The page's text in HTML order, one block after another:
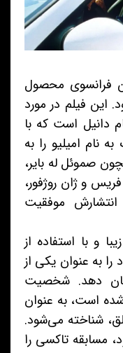
فرانسوی محصول
بود. این فیلم در مورد
دانیل است که با
نام امیلیو را به
صموئل له بایر،
فریس و ژان روژفور،
موفقیت
و با استفاده از
به عنوان یکی از
دهد. شخصیت
است، به عنوان
شناخته می‌شود.
مسابقه تاکسی را